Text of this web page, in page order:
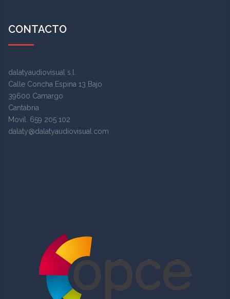
CONTACTO
dalatyaudiovisual s.l.
Calle Concha Espina 13 Bajo
39600 Camargo
Cantabria
Movil. 659 205 102
dalaty@dalatyaudiovisual.com